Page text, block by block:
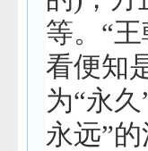
等。 “王
看便知
为“永久
永远”的